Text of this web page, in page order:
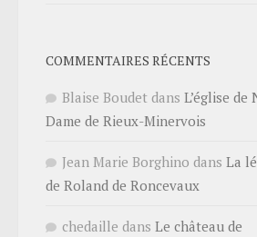
COMMENTAIRES RÉCENTS
Blaise Boudet dans L’église de
Dame de Rieux-Minervois
Jean Marie Borghino dans La
de Roland de Roncevaux
chedaille dans Le château de